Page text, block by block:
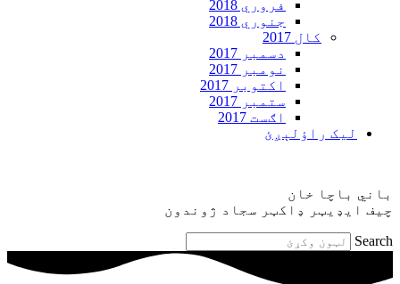
فروري 2018
جنوري 2018
کال 2017
دسمبر 2017
نومبر 2017
اکتوبر 2017
ستمبر 2017
اګست 2017
ليک راؤلېږئ
باني باچا خان
چيف ايډيټر ډاکټر سجاد ژوندون
Search